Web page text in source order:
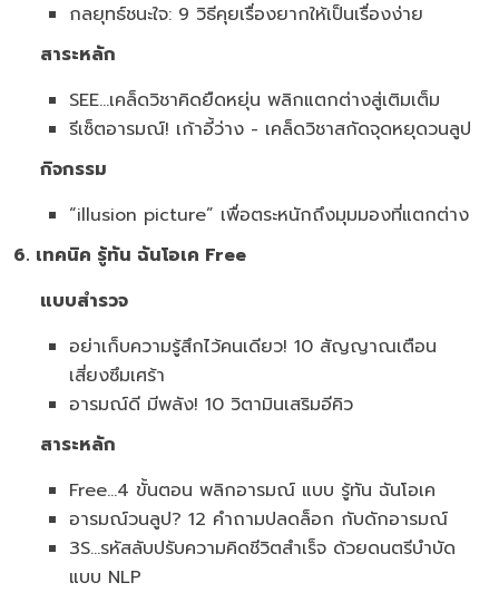
กลยุทธ์ชนะใจ: 9 วิธีคุยเรื่องยากให้เป็นเรื่องง่าย
สาระหลัก
SEE…เคล็ดวิชาคิดยืดหยุ่น พลิกแตกต่างสู่เติมเต็ม
รีเซ็ตอารมณ์! เก้าอี้ว่าง - เคล็ดวิชาสกัดจุดหยุดวนลูป
กิจกรรม
“illusion picture” เพื่อตระหนักถึงมุมมองที่แตกต่าง
6. เทคนิค รู้ทัน ฉันโอเค Free
แบบสำรวจ
อย่าเก็บความรู้สึกไว้คนเดียว! 10 สัญญาณเตือน
เสี่ยงซึมเศร้า
อารมณ์ดี มีพลัง! 10 วิตามินเสริมอีคิว
สาระหลัก
Free…4 ขั้นตอน พลิกอารมณ์ แบบ รู้ทัน ฉันโอเค
อารมณ์วนลูป? 12 คำถามปลดล็อก กับดักอารมณ์
3S...รหัสลับปรับความคิดชีวิตสำเร็จ ด้วยดนตรีบำบัด
แบบ NLP